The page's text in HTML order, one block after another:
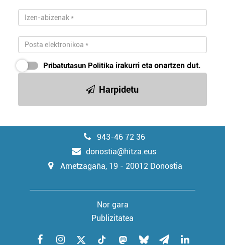
Pribatutasun Politika irakurri eta onartzen dut.
Harpidetu
943-46 72 36
donostia@hitza.eus
Ametzagaña, 19 - 20012 Donostia
Nor gara
Publizitatea